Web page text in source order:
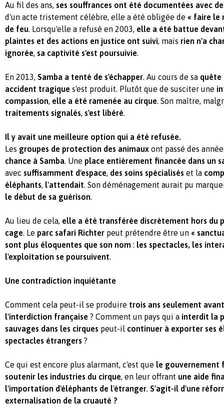
Au fil des ans, ses souffrances ont été documentées avec
d'un acte tristement célèbre, elle a été obligée de « faire le
de feu. Lorsqu'elle a refusé en 2003, elle a été battue
plaintes et des actions en justice ont suivi, mais rien n'a
ignorée, sa captivité s'est poursuivie.
En 2013, Samba a tenté de s'échapper. Au cours de sa quête
accident tragique s'est produit. Plutôt que de susciter une
compassion, elle a été ramenée au cirque. Son maître,
traitements signalés, s'est libéré.
Il y avait une meilleure option qui a été refusée.
Les groupes de protection des animaux ont passé des
chance à Samba. Une place entièrement financée dans un
avec suffisamment d'espace, des soins spécialisés et la
éléphants, l'attendait. Son déménagement aurait pu
le début de sa guérison.
Au lieu de cela, elle a été transférée discrètement hors du
cage. Le parc safari Richter peut prétendre être un «
sont plus éloquentes que son nom : les spectacles, les
l'exploitation se poursuivent.
Une contradiction inquiétante
Comment cela peut-il se produire trois ans seulement
l'interdiction française ? Comment un pays qui a interdit la
sauvages dans les cirques peut-il continuer à exporter ses
spectacles étrangers ?
Ce qui est encore plus alarmant, c'est que le gouvernement
soutenir les industries du cirque, en leur offrant une aide
l'importation d'éléphants de l'étranger. S'agit-il d'une
externalisation de la cruauté ?